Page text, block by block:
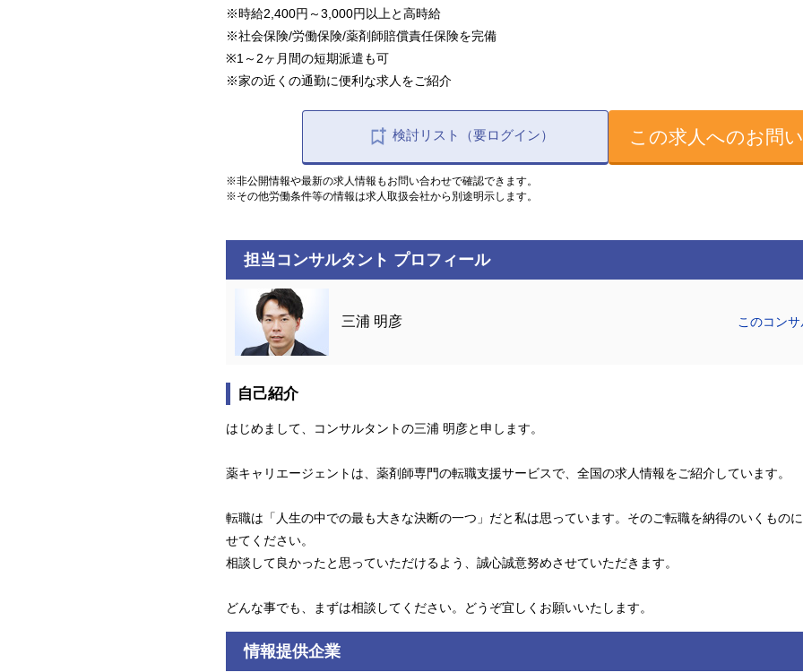
※時給2,400円～3,000円以上と高時給
※社会保険/労働保険/薬剤師賠償責任保険を完備
※1～2ヶ月間の短期派遣も可
※家の近くの通勤に便利な求人をご紹介
検討リスト（要ログイン） この求人へのお問
※非公開情報や最新の求人情報もお問い合わせで確認できます。
※その他労働条件等の情報は求人取扱会社から別途明示します。
担当コンサルタント プロフィール
三浦 明彦 このコン
自己紹介
はじめまして、コンサルタントの三浦 明彦と申します。
薬キャリエージェントは、薬剤師専門の転職支援サービスで、全国の求人情報をご紹介しています。
転職は「人生の中での最も大きな決断の一つ」だと私は思っています。そのご転職を納得のいくもの
せてください。
相談して良かったと思っていただけるよう、誠心誠意努めさせていただきます。
どんな事でも、まずは相談してください。どうぞ宜しくお願いいたします。
情報提供企業